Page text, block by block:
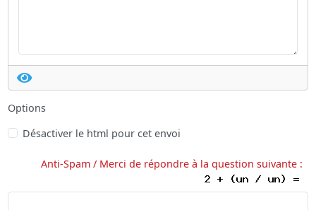
Options
Désactiver le html pour cet envoi
Anti-Spam / Merci de répondre à la question suivante :